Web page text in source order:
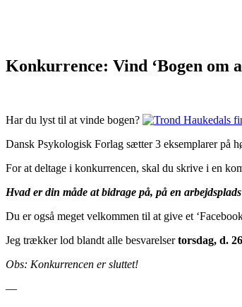
Konkurrence: Vind ‘Bogen om
Har du lyst til at vinde bogen?
Dansk Psykologisk Forlag sætter 3 eksemplarer på
For at deltage i konkurrencen, skal du skrive i en
Hvad er din måde at bidrage på, på en
Du er også meget velkommen til at give et
Jeg trækker lod blandt alle besvarelsertorsdag, d.
Obs: Konkurrencen er sluttet!
—